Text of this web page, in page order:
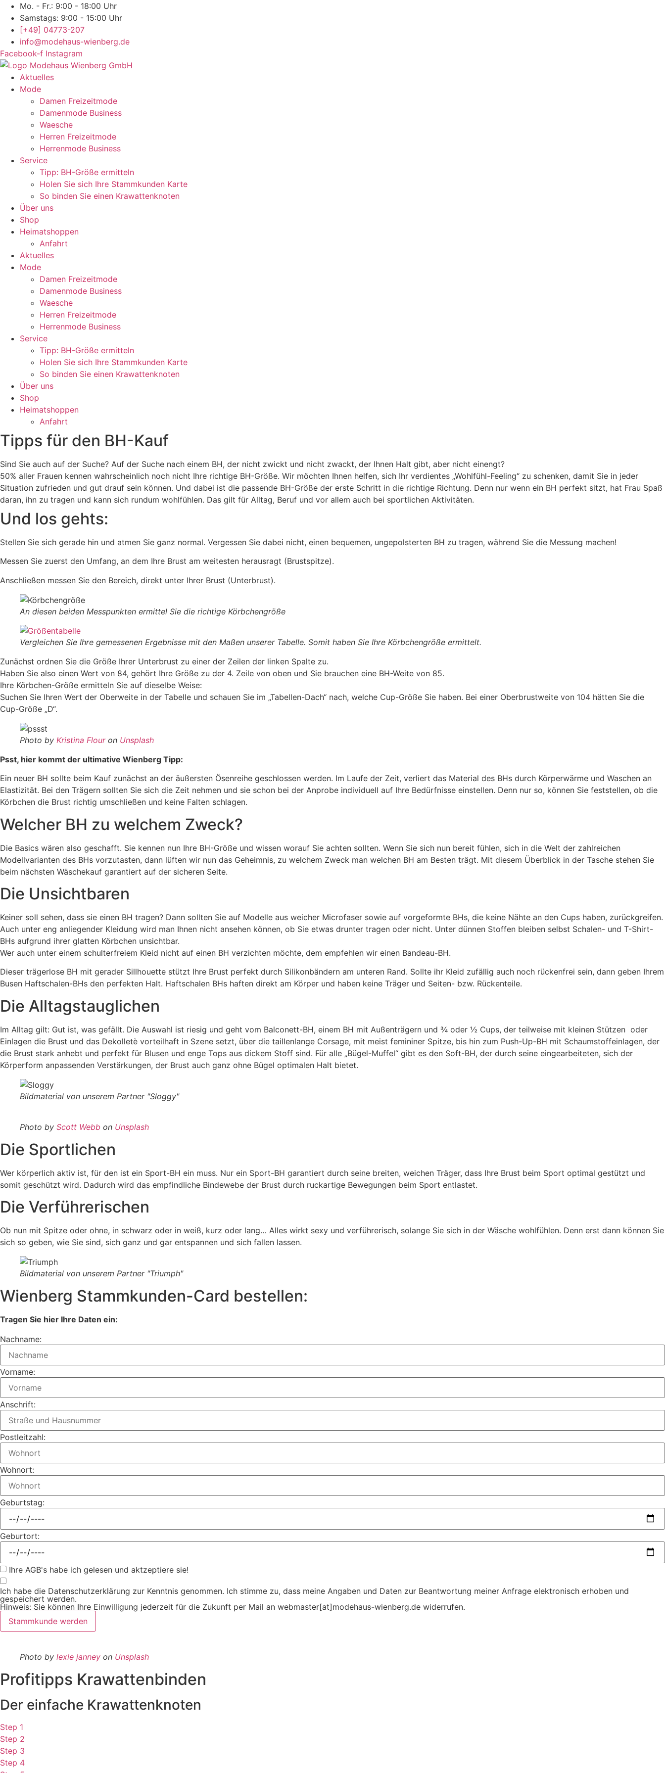
Mo. - Fr.: 9:00 - 18:00 Uhr
Samstags: 9:00 - 15:00 Uhr
[+49] 04773-207
info@modehaus-wienberg.de
Facebook-f Instagram
Aktuelles
Mode
Damen Freizeitmode
Damenmode Business
Waesche
Herren Freizeitmode
Herrenmode Business
Service
Tipp: BH-Größe ermitteln
Holen Sie sich Ihre Stammkunden Karte
So binden Sie einen Krawattenknoten
Über uns
Shop
Heimatshoppen
Anfahrt
Aktuelles
Mode
Damen Freizeitmode
Damenmode Business
Waesche
Herren Freizeitmode
Herrenmode Business
Service
Tipp: BH-Größe ermitteln
Holen Sie sich Ihre Stammkunden Karte
So binden Sie einen Krawattenknoten
Über uns
Shop
Heimatshoppen
Anfahrt
Tipps für den BH-Kauf
Sind Sie auch auf der Suche? Auf der Suche nach einem BH, der nicht zwickt und nicht zwackt, der Ihnen Halt gibt, aber nicht einengt?
50% aller Frauen kennen wahrscheinlich noch nicht Ihre richtige BH-Größe. Wir möchten Ihnen helfen, sich Ihr verdientes „Wohlfühl-Feeling“ zu schenken, damit Sie in jeder
Situation zufrieden und gut drauf sein können. Und dabei ist die passende BH-Größe der erste Schritt in die richtige Richtung. Denn nur wenn ein BH perfekt sitzt, hat Frau Spaß
daran, ihn zu tragen und kann sich rundum wohlfühlen. Das gilt für Alltag, Beruf und vor allem auch bei sportlichen Aktivitäten.
Und los gehts:
Stellen Sie sich gerade hin und atmen Sie ganz normal. Vergessen Sie dabei nicht, einen bequemen, ungepolsterten BH zu tragen, während Sie die Messung machen!
Messen Sie zuerst den Umfang, an dem Ihre Brust am weitesten herausragt (Brustspitze).
Anschließen messen Sie den Bereich, direkt unter Ihrer Brust (Unterbrust).
An diesen beiden Messpunkten ermittel Sie die richtige Körbchengröße
Vergleichen Sie Ihre gemessenen Ergebnisse mit den Maßen unserer Tabelle. Somit haben Sie Ihre Körbchengröße ermittelt.
Zunächst ordnen Sie die Größe Ihrer Unterbrust zu einer der Zeilen der linken Spalte zu.
Haben Sie also einen Wert von 84, gehört Ihre Größe zu der 4. Zeile von oben und Sie brauchen eine BH-Weite von 85.
Ihre Körbchen-Größe ermitteln Sie auf dieselbe Weise:
Suchen Sie Ihren Wert der Oberweite in der Tabelle und schauen Sie im „Tabellen-Dach“ nach, welche Cup-Größe Sie haben. Bei einer Oberbrustweite von 104 hätten Sie die
Cup-Größe „D“.
Photo by Kristina Flouron Unsplash
Psst, hier kommt der ultimative Wienberg Tipp:
Ein neuer BH sollte beim Kauf zunächst an der äußersten Ösenreihe geschlossen werden. Im Laufe der Zeit, verliert das Material des BHs durch Körperwärme und Waschen an
Elastizität. Bei den Trägern sollten Sie sich die Zeit nehmen und sie schon bei der Anprobe individuell auf Ihre Bedürfnisse einstellen. Denn nur so, können Sie feststellen, ob die
Körbchen die Brust richtig umschließen und keine Falten schlagen.
Welcher BH zu welchem Zweck?
Die Basics wären also geschafft. Sie kennen nun Ihre BH-Größe und wissen worauf Sie achten sollten. Wenn Sie sich nun bereit fühlen, sich in die Welt der zahlreichen
Modellvarianten des BHs vorzutasten, dann lüften wir nun das Geheimnis, zu welchem Zweck man welchen BH am Besten trägt. Mit diesem Überblick in der Tasche stehen Sie
beim nächsten Wäschekauf garantiert auf der sicheren Seite.
Die Unsichtbaren
Keiner soll sehen, dass sie einen BH tragen? Dann sollten Sie auf Modelle aus weicher Microfaser sowie auf vorgeformte BHs, die keine Nähte an den Cups haben, zurückgreifen.
Auch unter eng anliegender Kleidung wird man Ihnen nicht ansehen können, ob Sie etwas drunter tragen oder nicht. Unter dünnen Stoffen bleiben selbst Schalen- und T-Shirt-
BHs aufgrund ihrer glatten Körbchen unsichtbar.
Wer auch unter einem schulterfreiem Kleid nicht auf einen BH verzichten möchte, dem empfehlen wir einen Bandeau-BH.
Dieser trägerlose BH mit gerader Sillhouette stützt Ihre Brust perfekt durch Silikonbändern am unteren Rand. Sollte ihr Kleid zufällig auch noch rückenfrei sein, dann geben Ihrem
Busen Haftschalen-BHs den perfekten Halt. Haftschalen BHs haften direkt am Körper und haben keine Träger und Seiten- bzw. Rückenteile.
Die Alltagstauglichen
Im Alltag gilt: Gut ist, was gefällt. Die Auswahl ist riesig und geht vom Balconett-BH, einem BH mit Außenträgern und ¾ oder ½ Cups, der teilweise mit kleinen Stützen oder
Einlagen die Brust und das Dekolletè vorteilhaft in Szene setzt, über die taillenlange Corsage, mit meist femininer Spitze, bis hin zum Push-Up-BH mit Schaumstoffeinlagen, der
die Brust stark anhebt und perfekt für Blusen und enge Tops aus dickem Stoff sind. Für alle „Bügel-Muffel“ gibt es den Soft-BH, der durch seine eingearbeiteten, sich der
Körperform anpassenden Verstärkungen, der Brust auch ganz ohne Bügel optimalen Halt bietet.
Bildmaterial von unserem Partner "Sloggy"
Photo by Scott Webb on Unsplash
Die Sportlichen
Wer körperlich aktiv ist, für den ist ein Sport-BH ein muss. Nur ein Sport-BH garantiert durch seine breiten, weichen Träger, dass Ihre Brust beim Sport optimal gestützt und
somit geschützt wird. Dadurch wird das empfindliche Bindewebe der Brust durch ruckartige Bewegungen beim Sport entlastet.
Die Verführerischen
Ob nun mit Spitze oder ohne, in schwarz oder in weiß, kurz oder lang… Alles wirkt sexy und verführerisch, solange Sie sich in der Wäsche wohlfühlen. Denn erst dann können Sie
sich so geben, wie Sie sind, sich ganz und gar entspannen und sich fallen lassen.
Bildmaterial von unserem Partner "Triumph"
Wienberg Stammkunden-Card bestellen:
Tragen Sie hier Ihre Daten ein:
Nachname:
Vorname:
Anschrift:
Postleitzahl:
Wohnort:
Geburtstag:
Geburtort:
Ihre AGB's habe ich gelesen und aktzeptiere sie!
Ich habe die Datenschutzerklärung zur Kenntnis genommen. Ich stimme zu, dass meine Angaben und Daten zur Beantwortung meiner Anfrage elektronisch erhoben und
gespeichert werden.
Hinweis: Sie können Ihre Einwilligung jederzeit für die Zukunft per Mail an webmaster[at]modehaus-wienberg.de widerrufen.
Stammkunde werden
Photo by lexie janney on Unsplash
Profitipps Krawattenbinden
Der einfache Krawattenknoten
Step 1
Step 2
Step 3
Step 4